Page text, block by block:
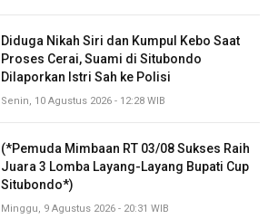
Diduga Nikah Siri dan Kumpul Kebo Saat
Proses Cerai, Suami di Situbondo
Dilaporkan Istri Sah ke Polisi
Senin, 10 Agustus 2026 - 12:28 WIB
(*Pemuda Mimbaan RT 03/08 Sukses Raih
Juara 3 Lomba Layang-Layang Bupati Cup
Situbondo*)
Minggu, 9 Agustus 2026 - 20:31 WIB